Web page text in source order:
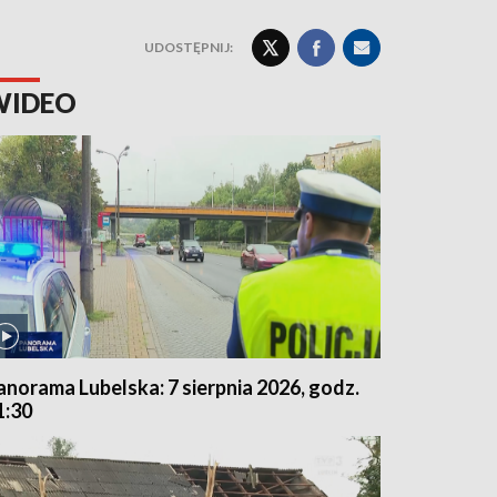
UDOSTĘPNIJ:
Lubelska: 7 sierpnia 2026, godz.